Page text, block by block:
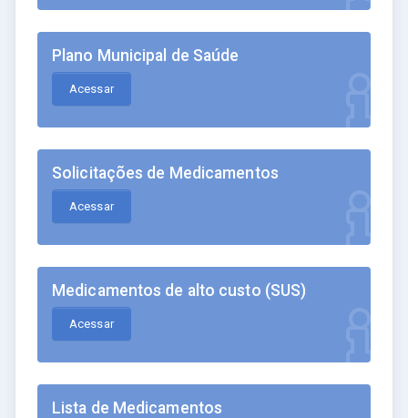
Plano Municipal de Saúde
Acessar
Solicitações de Medicamentos
Acessar
Medicamentos de alto custo (SUS)
Acessar
Lista de Medicamentos